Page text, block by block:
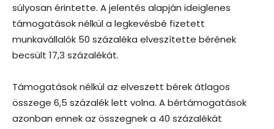
súlyosan érintette. A jelentés alapján ideiglenes
támogatások nélkül a legkevésbé fizetett
munkavállalók 50 százaléka elveszítette bérének
becsült 17,3 százalékát.
Támogatások nélkül az elveszett bérek átlagos
összege 6,5 százalék lett volna. A bértámogatások
azonban ennek az összegnek a 40 százalékát